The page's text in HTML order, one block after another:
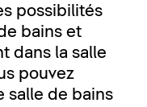
possibilités
bains et
dans la salle
pouvez
salle de bains